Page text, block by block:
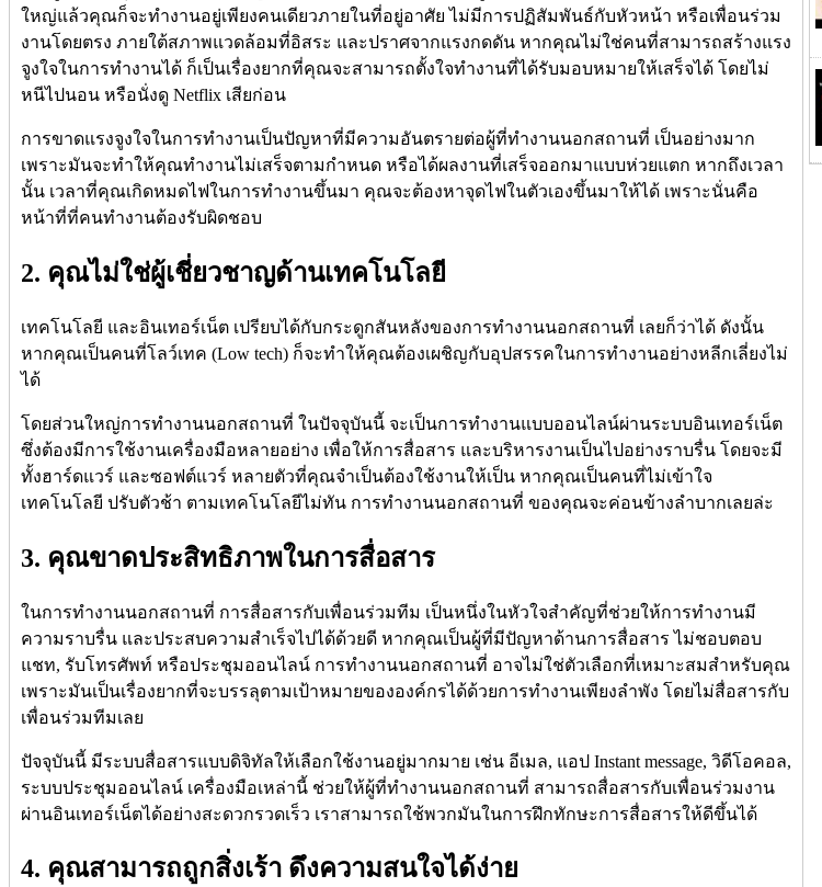
ใหญ่แล้วคุณก็จะทำงานอยู่เพียงคนเดียวภายในที่อยู่อาศัย ไม่มีการปฏิสัมพันธ์กับหัวหน้า หรือเพื่อนร่วม
งานโดยตรง ภายใต้สภาพแวดล้อมที่อิสระ และปราศจากแรงกดดัน หากคุณไม่ใช่คนที่สามารถสร้างแรง
จูงใจในการทำงานได้ ก็เป็นเรื่องยากที่คุณจะสามารถตั้งใจทำงานที่ได้รับมอบหมายให้เสร็จได้ โดยไม่
หนีไปนอน หรือนั่งดู Netflix เสียก่อน
การขาดแรงจูงใจในการทำงานเป็นปัญหาที่มีความอันตรายต่อผู้ที่ทำงานนอกสถานที่ เป็นอย่างมาก
เพราะมันจะทำให้คุณทำงานไม่เสร็จตามกำหนด หรือได้ผลงานที่เสร็จออกมาแบบห่วยแตก หากถึงเวลา
นั้น เวลาที่คุณเกิดหมดไฟในการทำงานขึ้นมา คุณจะต้องหาจุดไฟในตัวเองขึ้นมาให้ได้ เพราะนั่นคือ
หน้าที่ที่คนทำงานต้องรับผิดชอบ
2. คุณไม่ใช่ผู้เชี่ยวชาญด้านเทคโนโลยี
เทคโนโลยี และอินเทอร์เน็ต เปรียบได้กับกระดูกสันหลังของการทำงานนอกสถานที่ เลยก็ว่าได้ ดังนั้น
หากคุณเป็นคนที่โลว์เทค (Low tech) ก็จะทำให้คุณต้องเผชิญกับอุปสรรคในการทำงานอย่างหลีกเลี่ยงไม่
ได้
โดยส่วนใหญ่การทำงานนอกสถานที่ ในปัจจุบันนี้ จะเป็นการทำงานแบบออนไลน์ผ่านระบบอินเทอร์เน็ต
ซึ่งต้องมีการใช้งานเครื่องมือหลายอย่าง เพื่อให้การสื่อสาร และบริหารงานเป็นไปอย่างราบรื่น โดยจะมี
ทั้งฮาร์ดแวร์ และซอฟต์แวร์ หลายตัวที่คุณจำเป็นต้องใช้งานให้เป็น หากคุณเป็นคนที่ไม่เข้าใจ
เทคโนโลยี ปรับตัวช้า ตามเทคโนโลยีไม่ทัน การทำงานนอกสถานที่ ของคุณจะค่อนข้างลำบากเลยล่ะ
3. คุณขาดประสิทธิภาพในการสื่อสาร
ในการทำงานนอกสถานที่ การสื่อสารกับเพื่อนร่วมทีม เป็นหนึ่งในหัวใจสำคัญที่ช่วยให้การทำงานมี
ความราบรื่น และประสบความสำเร็จไปได้ด้วยดี หากคุณเป็นผู้ที่มีปัญหาด้านการสื่อสาร ไม่ชอบตอบ
แชท, รับโทรศัพท์ หรือประชุมออนไลน์ การทำงานนอกสถานที่ อาจไม่ใช่ตัวเลือกที่เหมาะสมสำหรับคุณ
เพราะมันเป็นเรื่องยากที่จะบรรลุตามเป้าหมายขององค์กรได้ด้วยการทำงานเพียงลำพัง โดยไม่สื่อสารกับ
เพื่อนร่วมทีมเลย
ปัจจุบันนี้ มีระบบสื่อสารแบบดิจิทัลให้เลือกใช้งานอยู่มากมาย เช่น อีเมล, แอป Instant message, วิดีโอคอล,
ระบบประชุมออนไลน์ เครื่องมือเหล่านี้ ช่วยให้ผู้ที่ทำงานนอกสถานที่ สามารถสื่อสารกับเพื่อนร่วมงาน
ผ่านอินเทอร์เน็ตได้อย่างสะดวกรวดเร็ว เราสามารถใช้พวกมันในการฝึกทักษะการสื่อสารให้ดีขึ้นได้
4. คุณสามารถถูกสิ่งเร้า ดึงความสนใจได้ง่าย